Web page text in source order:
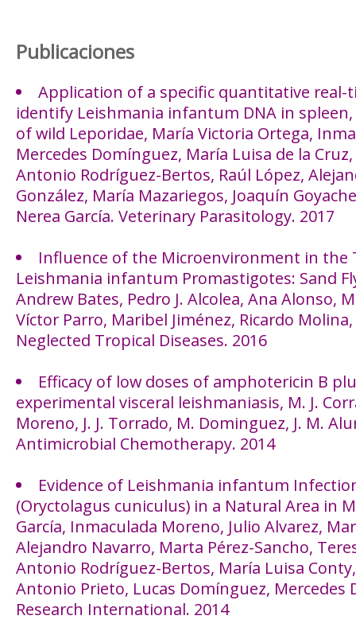
Publicaciones
Application of a specific quantitative real-
identify Leishmania infantum DNA in
of wild Leporidae, María Victoria Ortega,
Mercedes Domínguez, María Luisa de la
Antonio Rodríguez-Bertos, Raúl López,
González, María Mazariegos, Joaquín
Nerea García. Veterinary Parasitology. 2017
Influence of the Microenvironment in the
Leishmania infantum Promastigotes: Sand
Andrew Bates, Pedro J. Alcolea, Ana Alonso,
Víctor Parro, Maribel Jiménez, Ricardo
Neglected Tropical Diseases. 2016
Efficacy of low doses of amphotericin B
experimental visceral leishmaniasis, M. J.
Moreno, J. J. Torrado, M. Dominguez, J. M.
Antimicrobial Chemotherapy. 2014
Evidence of Leishmania infantum
(Oryctolagus cuniculus) in a Natural Area in
García, Inmaculada Moreno, Julio Alvarez,
Alejandro Navarro, Marta Pérez-Sancho,
Antonio Rodríguez-Bertos, María Luisa
Antonio Prieto, Lucas Domínguez, Mercedes
Research International. 2014